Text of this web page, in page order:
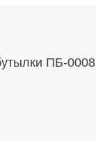
ПБ-0008